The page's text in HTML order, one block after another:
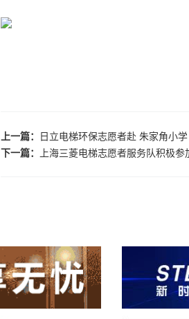
上一篇： 日立电梯环保志愿者赴 朱家角小学
下一篇：
上海三菱电梯志愿者服务队积极